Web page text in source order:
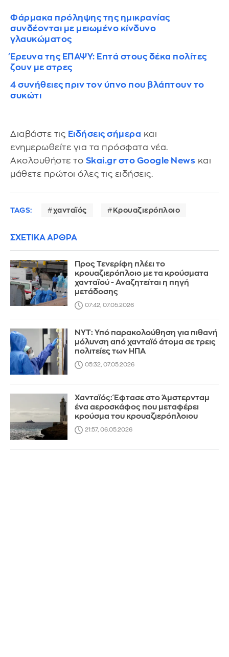
Φάρμακα πρόληψης της ημικρανίας
συνδέονται με μειωμένο κίνδυνο
γλαυκώματος
Έρευνα της ΕΠΑΨΥ: Επτά στους δέκα πολίτες
ζουν με στρες
4 συνήθειες πριν τον ύπνο που βλάπτουν το
συκώτι
Διαβάστε τις Ειδήσεις σήμερα και
ενημερωθείτε για τα πρόσφατα νέα.
Ακολουθήστε το Skai.gr στο Google News και
μάθετε πρώτοι όλες τις ειδήσεις.
TAGS: χανταϊός Κρουαζιερόπλοιο
ΣΧΕΤΙΚΑ ΑΡΘΡΑ
Προς Τενερίφη πλέει το
κρουαζιερόπλοιο με τα κρούσματα
χανταϊού - Αναζητείται η πηγή
μετάδοσης
07:42, 07.05.2026
NYT: Υπό παρακολούθηση για πιθανή
μόλυνση από χανταϊό άτομα σε τρεις
πολιτείες των ΗΠΑ
05:32, 07.05.2026
Χανταϊός: Έφτασε στο Άμστερνταμ
ένα αεροσκάφος που μεταφέρει
κρούσμα του κρουαζιερόπλοιου
21:57, 06.05.2026